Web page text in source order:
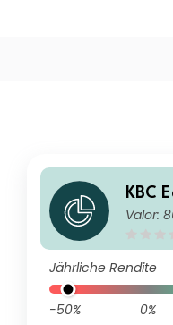
KBC
Valor:
Jährliche Rendite
-50% 0%